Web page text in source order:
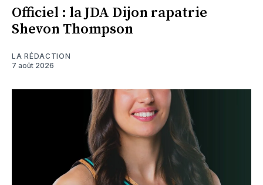
Officiel : la JDA Dijon rapatrie
Shevon Thompson
LA RÉDACTION
7 août 2026